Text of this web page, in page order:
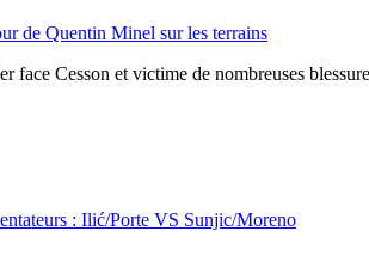
de Quentin Minel sur les terrains
face Cesson et victime de nombreuses
: Ilić/Porte VS Sunjic/Moreno